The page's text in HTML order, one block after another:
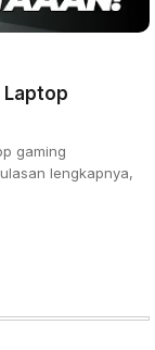
Laptop
gaming
lengkapnya,